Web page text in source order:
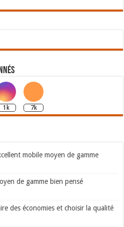
1k 7k
mobile moyen de gamme
de gamme bien pensé
des économies et choisir la qualité